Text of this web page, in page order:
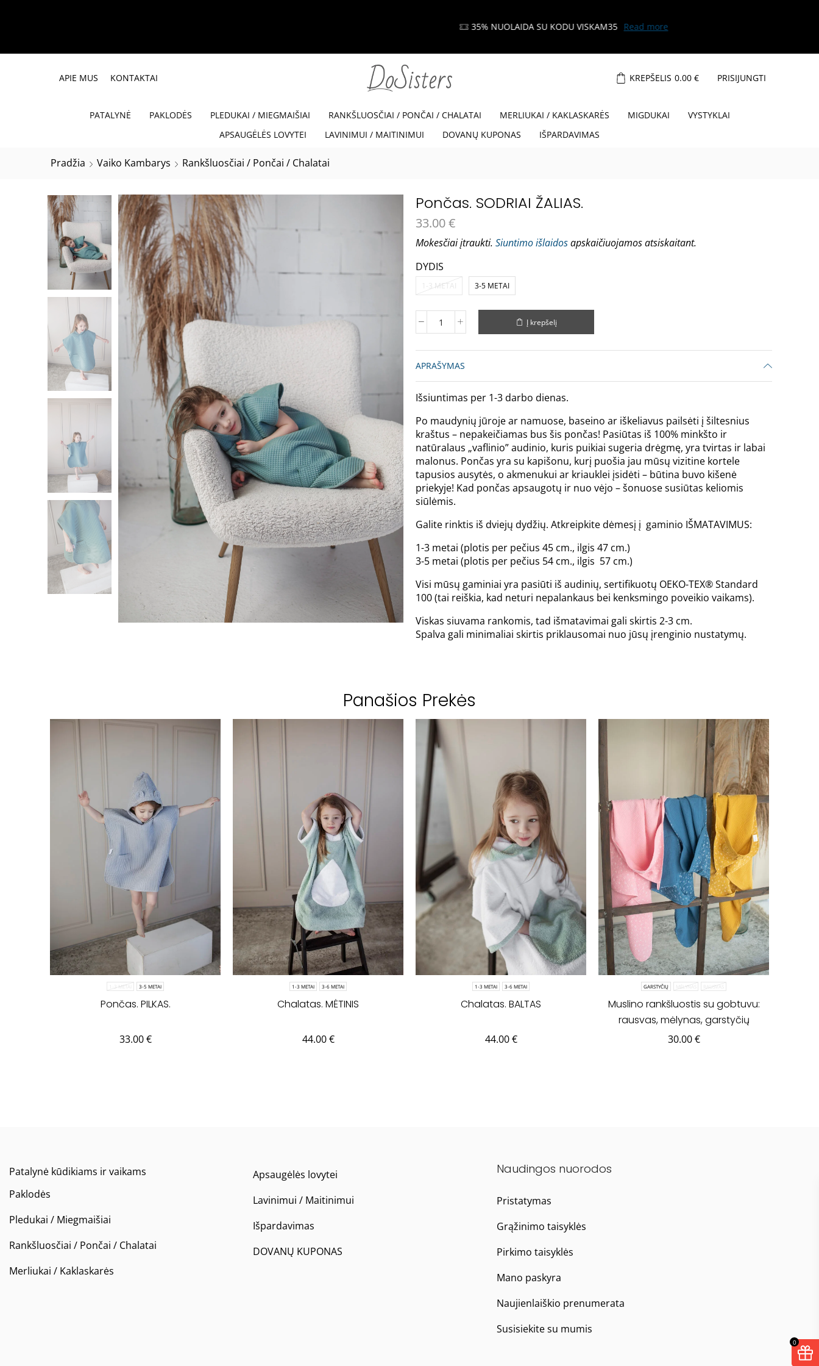
35% NUOLAIDA SU KODU VISKAM35 Read more
APIE MUS KONTAKTAI KREPŠELIS 0.00 € PRISIJUNGTI
PATALYNĖ PAKLODĖS PLEDUKAI / MIEGMAIŠIAI RANKŠLUOSČIAI / PONČAI / CHALATAI MERLIUKAI / KAKLASKARĖS MIGDUKAI
VYSTYKLAI
APSAUGĖLĖS LOVYTEI
LAVINIMUI / MAITINIMUI DOVANŲ KUPONAS IŠPARDAVIMAS
Pradžia Vaiko Kambarys Rankšluosčiai / Pončai / Chalatai
Pončas. SODRIAI ŽALIAS.
33.00€
Mokesčiai įtraukti. Siuntimo išlaidosapskaičiuojamos atsiskaitant.
DYDIS
1-3 METAI 3-5 METAI
Į krepšelį
APRAŠYMAS
Išsiuntimas per 1-3 darbo dienas.
Po maudynių jūroje ar namuose, baseino ar iškeliavus pailsėti į šiltesnius
kraštus – nepakeičiamas bus šis pončas! Pasiūtas iš 100% minkšto ir
natūralaus „vaflinio” audinio, kuris puikiai sugeria drėgmę, yra tvirtas ir labai
malonus. Pončas yra su kapišonu, kurį puošia jau mūsų vizitine kortele
tapusios ausytės, o akmenukui ar kriauklei įsidėti – būtina buvo kišenė
priekyje! Kad pončas apsaugotų ir nuo vėjo – šonuose susiūtas keliomis
siūlėmis.
Galite rinktis iš dviejų dydžių. Atkreipkite dėmesį į gaminio IŠMATAVIMUS:
1-3 metai (plotis per pečius 45 cm., ilgis 47 cm.)
3-5 metai (plotis per pečius 54 cm., ilgis 57 cm.)
Visi mūsų gaminiai yra pasiūti iš audinių, sertifikuotų OEKO-TEX® Standard
100 (tai reiškia, kad neturi nepalankaus bei kenksmingo poveikio vaikams).
Viskas siuvama rankomis, tad išmatavimai gali skirtis 2-3 cm.
Spalva gali minimaliai skirtis priklausomai nuo jūsų įrenginio nustatymų.
Panašios Prekės
1-3 METAI 3-5 METAI
Pončas. PILKAS.
33.00€
1-3 METAI 3-6 METAI
Chalatas. MĖTINIS
44.00€
1-3 METAI 3-6 METAI
Chalatas. BALTAS
44.00€
GARSTYČIŲ MĖLYNAS RAUSVAS
Muslino rankšluostis su gobtuvu:
rausvas, mėlynas, garstyčių
30.00€
Patalynė kūdikiams ir vaikams
Paklodės
Pledukai / Miegmaišiai
Rankšluosčiai / Pončai / Chalatai
Merliukai / Kaklaskarės
Apsaugėlės lovytei
Lavinimui / Maitinimui
Išpardavimas
DOVANŲ KUPONAS
Naudingos nuorodos
Pristatymas
Grąžinimo taisyklės
Pirkimo taisyklės
Mano paskyra
Naujienlaiškio prenumerata
Susisiekite su mumis
0